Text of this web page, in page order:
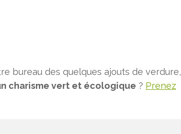
bureau des quelques ajouts de verdure,
charisme vert et écologique ? Prenez